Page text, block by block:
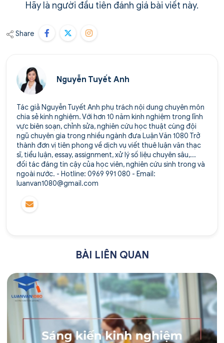
Hãy là người đầu tiên đánh giá bài viết này.
Share
Nguyễn Tuyết Anh
Tác giả Nguyễn Tuyết Anh phụ trách nội dung chuyên môn
chia sẻ kinh nghiệm. Với hơn 10 năm kinh nghiệm trong lĩnh
vực biên soạn, chỉnh sửa, nghiên cứu học thuật cùng đội
ngũ chuyên gia trong nhiều ngành đưa Luận Văn 1080 Trở
thành đơn vị tiên phong về dịch vụ viết thuê luận văn thạc
sĩ, tiểu luận, essay, assignment, xử lý số liệu chuyên sâu,...
đối tác đáng tin cậy của học viên, nghiên cứu sinh trong và
ngoài nước. - Hotline: 0969 991 080 - Email:
luanvan1080@gmail.com
BÀI LIÊN QUAN